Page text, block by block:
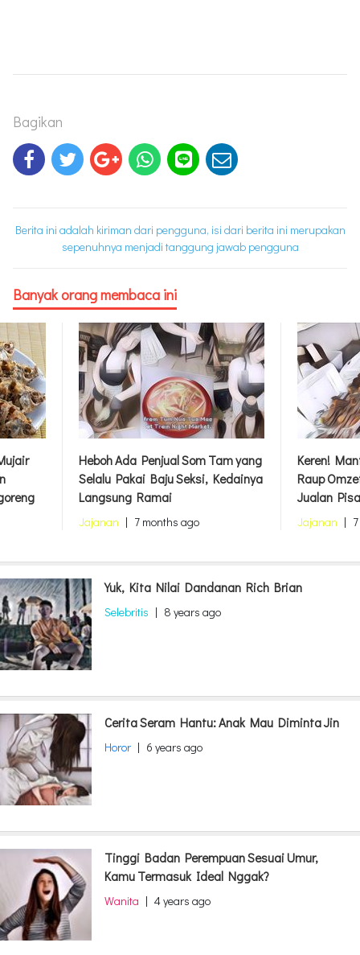
Bagikan
Berita ini adalah kiriman dari pengguna, isi dari berita ini merupakan
sepenuhnya menjadi tanggung jawab pengguna
Banyak orang membaca ini
Heboh Ada Penjual Som Tam yang
Selalu Pakai Baju Seksi, Kedainya
Langsung Ramai
Jajanan | 7 months ago
Keren!
Raup
Jualan
Jajanan |
Yuk, Kita Nilai Dandanan Rich Brian
Selebritis | 8 years ago
Cerita Seram Hantu: Anak Mau Diminta Jin
Horor | 6 years ago
Tinggi Badan Perempuan Sesuai Umur,
Kamu Termasuk Ideal Nggak?
Wanita | 4 years ago